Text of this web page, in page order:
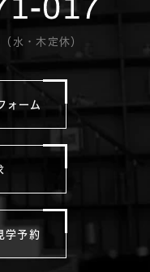
水・木定休）
ォーム
学予約